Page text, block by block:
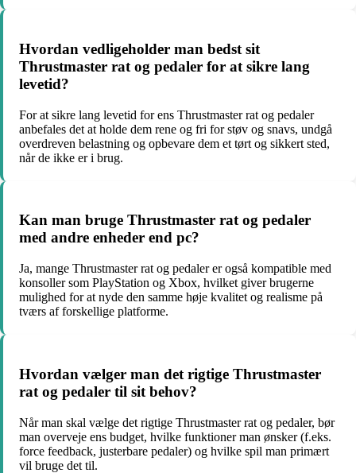
Hvordan vedligeholder man bedst sit
Thrustmaster rat og pedaler for at sikre lang
levetid?
For at sikre lang levetid for ens Thrustmaster rat og pedaler
anbefales det at holde dem rene og fri for støv og snavs, undgå
overdreven belastning og opbevare dem et tørt og sikkert sted,
når de ikke er i brug.
Kan man bruge Thrustmaster rat og pedaler
med andre enheder end pc?
Ja, mange Thrustmaster rat og pedaler er også kompatible med
konsoller som PlayStation og Xbox, hvilket giver brugerne
mulighed for at nyde den samme høje kvalitet og realisme på
tværs af forskellige platforme.
Hvordan vælger man det rigtige Thrustmaster
rat og pedaler til sit behov?
Når man skal vælge det rigtige Thrustmaster rat og pedaler, bør
man overveje ens budget, hvilke funktioner man ønsker (f.eks.
force feedback, justerbare pedaler) og hvilke spil man primært
vil bruge det til.